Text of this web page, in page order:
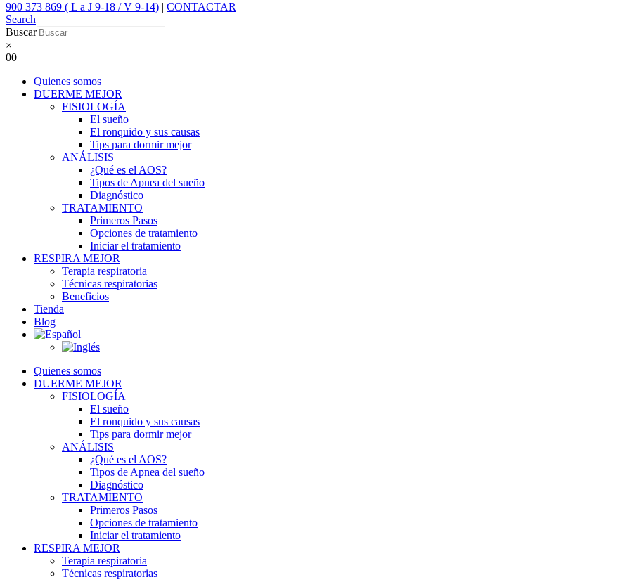
900 373 869 ( L a J 9-18 / V 9-14) | CONTACTAR
Search
Buscar
×
00
Quienes somos
DUERME MEJOR
FISIOLOGÍA
El sueño
El ronquido y sus causas
Tips para dormir mejor
ANÁLISIS
¿Qué es el AOS?
Tipos de Apnea del sueño
Diagnóstico
TRATAMIENTO
Primeros Pasos
Opciones de tratamiento
Iniciar el tratamiento
RESPIRA MEJOR
Terapia respiratoria
Técnicas respiratorias
Beneficios
Tienda
Blog
Quienes somos
DUERME MEJOR
FISIOLOGÍA
El sueño
El ronquido y sus causas
Tips para dormir mejor
ANÁLISIS
¿Qué es el AOS?
Tipos de Apnea del sueño
Diagnóstico
TRATAMIENTO
Primeros Pasos
Opciones de tratamiento
Iniciar el tratamiento
RESPIRA MEJOR
Terapia respiratoria
Técnicas respiratorias